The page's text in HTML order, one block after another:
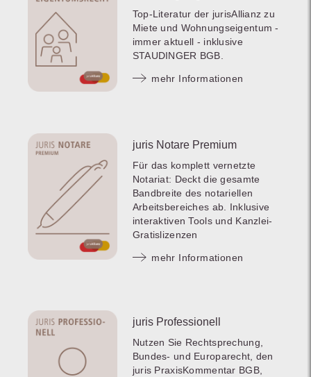
Top-Literatur der jurisAllianz zu
Miete und Wohnungseigentum -
immer aktuell - inklusive
STAUDINGER BGB.
mehr Informationen
juris Notare Premium
Für das komplett vernetzte
Notariat: Deckt die gesamte
Bandbreite des notariellen
Arbeitsbereiches ab. Inklusive
interaktiven Tools und Kanzlei-
Gratislizenzen
mehr Informationen
juris Professionell
Nutzen Sie Rechtsprechung,
Bundes- und Europarecht, den
juris PraxisKommentar BGB,